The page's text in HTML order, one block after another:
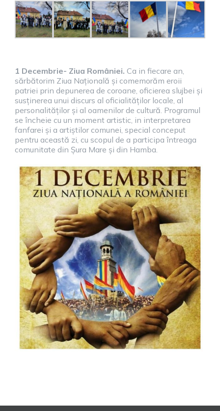
1 Decembrie- Ziua României. Ca in fiecare an,
sărbătorim Ziua Națională și comemorăm eroii
patriei prin depunerea de coroane, oficierea slujbei și
susținerea unui discurs al oficialităților locale, al
personalităților și al oamenilor de cultură. Programul
se încheie cu un moment artistic, in interpretarea
fanfarei și a artiștilor comunei, special conceput
pentru această zi, cu scopul de a participa întreaga
comunitate din Șura Mare și din Hamba.